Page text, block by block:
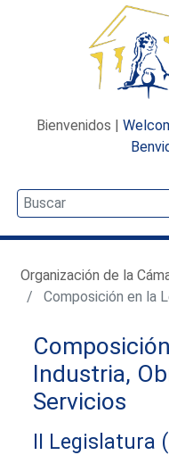
Bienvenidos |
Organización de la
Composición en la
Industria,
Servicios
II Legislatura